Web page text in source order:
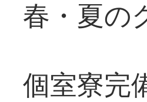
春・夏の
個室寮完